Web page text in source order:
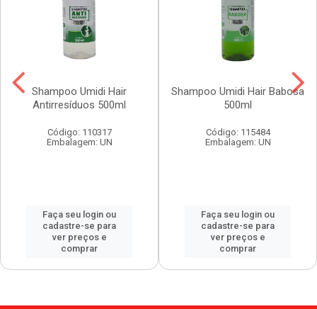
Shampoo Umidi Hair
Antirresíduos 500ml
Código: 110317
Embalagem: UN
Faça seu login ou
cadastre-se para
ver preços e
comprar
Shampoo Umidi Hair Babosa
500ml
Código: 115484
Embalagem: UN
Faça seu login ou
cadastre-se para
ver preços e
comprar